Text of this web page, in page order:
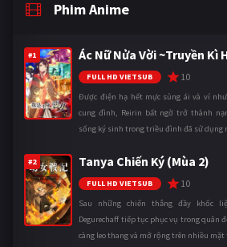
Phim Anime
#1 Ác Nữ Nửa Vời ~Truyền Kì
FULL HD VIETSUB 10
Được điện hạ hết mực sủng ái và ví
cung đình, Reirin bất ngờ trở thành
sống ký sinh trong triều đình đã sử dụng
#2 Tanya Chiến Ký (Mùa 2)
FULL HD VIETSUB 10
Sau những chiến thắng đầy khốc
Degurechaff tiếp tục phục vụ trong quân
càng leo thang và mở rộng trên nhiều